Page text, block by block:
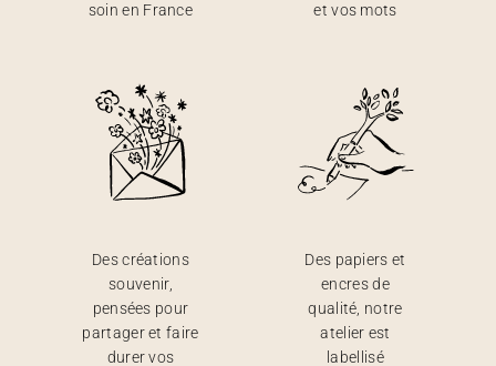
soin en France
et vos mots
Des créations
souvenir,
pensées pour
partager et faire
durer vos
Des papiers et
encres de
qualité, notre
atelier est
labellisé